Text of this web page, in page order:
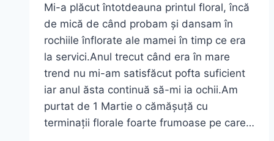
Mi-a plăcut întotdeauna printul floral, încă
de mică de când probam și dansam în
rochiile înflorate ale mamei în timp ce era
la servici.Anul trecut când era în mare
trend nu mi-am satisfăcut pofta suficient
iar anul ăsta continuă să-mi ia ochii.Am
purtat de 1 Martie o cămășuță cu
terminații florale foarte frumoase pe care…